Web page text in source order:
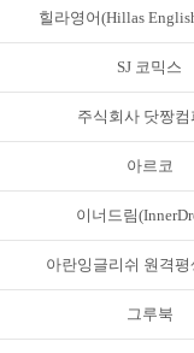
힐라영어(Hillas
SJ 코믹스
주식회사 닷짱컴
아르코
이너드림
아란잉글리쉬 원격
그루북